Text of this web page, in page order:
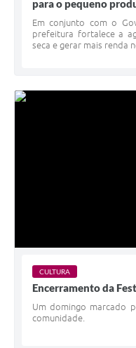
para o pequeno
Em conjunto com o
prefeitura fortalece a
seca e gerar mais renda
CULTURA
Encerramento da
Um domingo marcado
comunidade.